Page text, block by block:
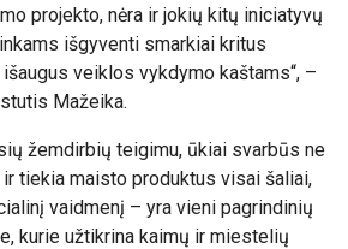
projekto, nėra ir jokių kitų iniciatyvų
išgyventi smarkiai kritus
veiklos vykdymo kaštams“, –
Mažeika.
žemdirbių teigimu, ūkiai svarbūs ne
tiekia maisto produktus visai šaliai,
vaidmenį – yra vieni pagrindinių
kurie užtikrina kaimų ir miestelių